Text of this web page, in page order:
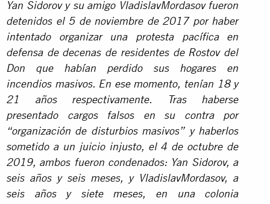
Yan Sidorov y su amigo VladislavMordasov fueron
detenidos el 5 de noviembre de 2017 por haber
intentado organizar una protesta pacífica en
defensa de decenas de residentes de Rostov del
Don que habían perdido sus hogares en
incendios masivos. En ese momento, tenían 18 y
21 años respectivamente. Tras haberse
presentado cargos falsos en su contra por
“organización de disturbios masivos” y haberlos
sometido a un juicio injusto, el 4 de octubre de
2019, ambos fueron condenados: Yan Sidorov, a
seis años y seis meses, y VladislavMordasov, a
seis años y siete meses, en una colonia